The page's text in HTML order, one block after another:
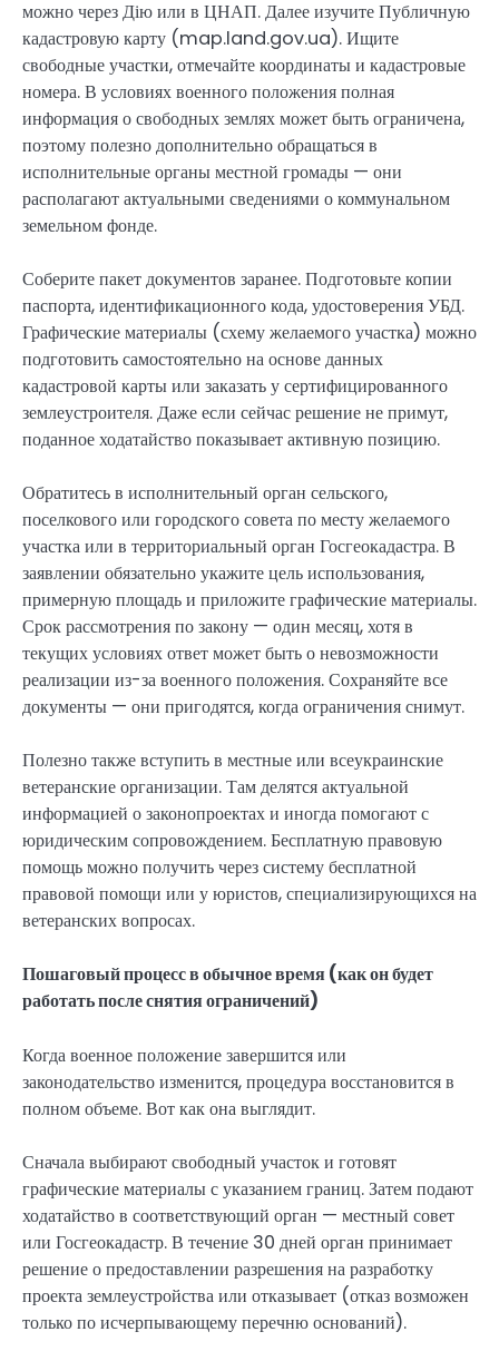
можно через Дію или в ЦНАП. Далее изучите Публичную
кадастровую карту (map.land.gov.ua). Ищите
свободные участки, отмечайте координаты и кадастровые
номера. В условиях военного положения полная
информация о свободных землях может быть ограничена,
поэтому полезно дополнительно обращаться в
исполнительные органы местной громады — они
располагают актуальными сведениями о коммунальном
земельном фонде.
Соберите пакет документов заранее. Подготовьте копии
паспорта, идентификационного кода, удостоверения УБД.
Графические материалы (схему желаемого участка) можно
подготовить самостоятельно на основе данных
кадастровой карты или заказать у сертифицированного
землеустроителя. Даже если сейчас решение не примут,
поданное ходатайство показывает активную позицию.
Обратитесь в исполнительный орган сельского,
поселкового или городского совета по месту желаемого
участка или в территориальный орган Госгеокадастра. В
заявлении обязательно укажите цель использования,
примерную площадь и приложите графические материалы.
Срок рассмотрения по закону — один месяц, хотя в
текущих условиях ответ может быть о невозможности
реализации из-за военного положения. Сохраняйте все
документы — они пригодятся, когда ограничения снимут.
Полезно также вступить в местные или всеукраинские
ветеранские организации. Там делятся актуальной
информацией о законопроектах и иногда помогают с
юридическим сопровождением. Бесплатную правовую
помощь можно получить через систему бесплатной
правовой помощи или у юристов, специализирующихся на
ветеранских вопросах.
Пошаговый процесс в обычное время (как он будет
работать после снятия ограничений)
Когда военное положение завершится или
законодательство изменится, процедура восстановится в
полном объеме. Вот как она выглядит.
Сначала выбирают свободный участок и готовят
графические материалы с указанием границ. Затем подают
ходатайство в соответствующий орган — местный совет
или Госгеокадастр. В течение 30 дней орган принимает
решение о предоставлении разрешения на разработку
проекта землеустройства или отказывает (отказ возможен
только по исчерпывающему перечню оснований).